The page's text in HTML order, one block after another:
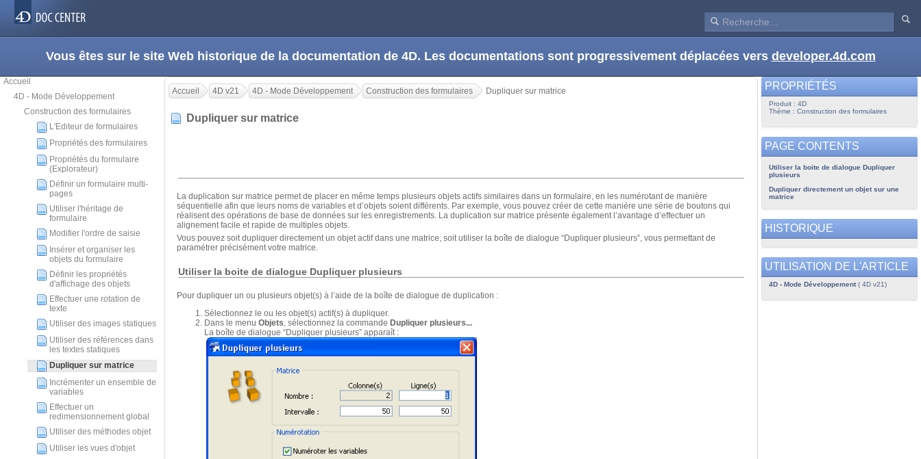
Vous êtes sur le site Web historique de la documentation de 4D. Les documentations sont progressivement déplacées vers developer.4d.com
Accueil
4D - Mode Développement
Construction des formulaires
L'Editeur de formulaires
Propriétés des formulaires
Propriétés du formulaire
(Explorateur)
Définir un formulaire multi-
pages
Utiliser l'héritage de
formulaire
Modifier l'ordre de saisie
Insérer et organiser les
objets du formulaire
Définir les propriétés
d'affichage des objets
Effectuer une rotation de
texte
Utiliser des images statiques
Utiliser des références dans
les textes statiques
Dupliquer sur matrice
Incrémenter un ensemble de
variables
Effectuer un
redimensionnement global
Utiliser des méthodes objet
Utiliser les vues d'objet
Accueil 4D v21 4D - Mode Développement Construction des formulaires Dupliquer sur matrice
Dupliquer sur matrice
La duplication sur matrice permet de placer en même temps plusieurs objets actifs similaires dans un formulaire, en les numérotant de manière
séquentielle afin que leurs noms de variables et d’objets soient différents. Par exemple, vous pouvez créer de cette manière une série de boutons qui
réalisent des opérations de base de données sur les enregistrements. La duplication sur matrice présente également l’avantage d’effectuer un
alignement facile et rapide de multiples objets.
Vous pouvez soit dupliquer directement un objet actif dans une matrice, soit utiliser la boîte de dialogue “Dupliquer plusieurs”, vous permettant de
paramétrer précisément votre matrice.
Utiliser la boite de dialogue Dupliquer plusieurs
Pour dupliquer un ou plusieurs objet(s) à l’aide de la boîte de dialogue de duplication :
Sélectionnez le ou les objet(s) actif(s) à dupliquer.
Dans le menu Objets , sélectionnez la commande Dupliquer plusieurs...
La boîte de dialogue “Dupliquer plusieurs” apparaît :
PROPRIÉTÉS
Produit : 4D
Thème : Construction des formulaires
PAGE CONTENTS
Utiliser la boite de dialogue Dupliquer
plusieurs
Dupliquer directement un objet sur une
matrice
HISTORIQUE
UTILISATION DE L'ARTICLE
4D - Mode Développement( 4D v21)